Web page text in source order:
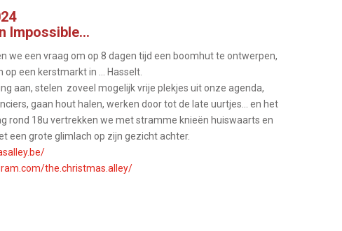
Impossible…
we een vraag om op 8 dagen tijd een boomhut te ontwerpen,
op een kerstmarkt in … Hasselt.
aan, stelen zoveel mogelijk vrije plekjes uit onze agenda,
gaan hout halen, werken door tot de late uurtjes… en het
rond 18u vertrekken we met stramme knieën huiswaarts en
een grote glimlach op zijn gezicht achter.
the.christmas.alley/